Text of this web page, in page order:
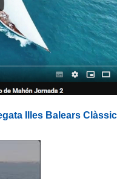
Illes Balears